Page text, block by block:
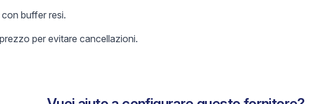
buffer resi.
per evitare cancellazioni.